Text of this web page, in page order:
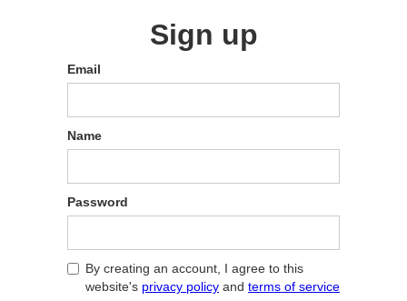
Sign up
Email
Name
Password
By creating an account, I agree to this
website's privacy policy and terms of service